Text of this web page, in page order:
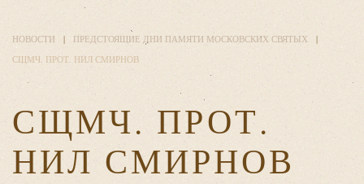
НОВОСТИ
ПРЕДСТОЯЩИЕ ДНИ ПАМЯТИ МОСКОВСКИХ СВЯТЫХ
СЩМЧ. ПРОТ. НИЛ СМИРНОВ
СЩМЧ. ПРОТ.
НИЛ СМИРНОВ